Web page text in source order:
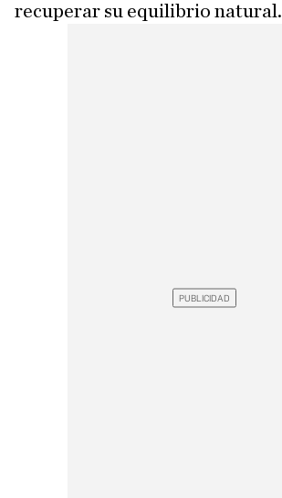
recuperar su equilibrio natural.